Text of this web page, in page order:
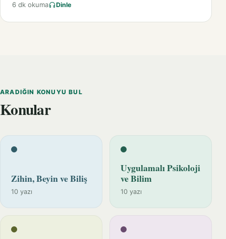
6 dk okuma Dinle
ARADIĞIN KONUYU BUL
Konular
Zihin, Beyin ve Biliş
10 yazı
Uygulamalı Psikoloji
ve Bilim
10 yazı